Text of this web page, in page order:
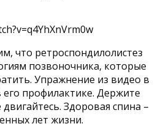
что ретроспондилолистез
позвоночника, которые
Упражнение из видео в
профилактике. Держите
Здоровая спина –
лет жизни.